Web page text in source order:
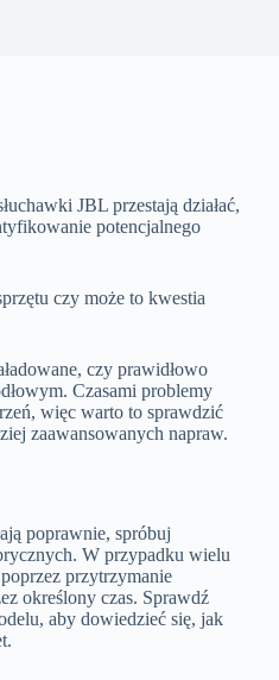
JBL przestają działać,
potencjalnego
czy może to kwestia
czy prawidłowo
Czasami problemy
więc warto to sprawdzić
zaawansowanych napraw.
poprawnie, spróbuj
W przypadku wielu
przytrzymanie
określony czas. Sprawdź
aby dowiedzieć się, jak